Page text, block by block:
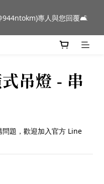
中✨
專人與您回覆🛋️
年度新品 Barcarolle 臺中樂
吊燈 - 串
題，歡迎加入官方 Line